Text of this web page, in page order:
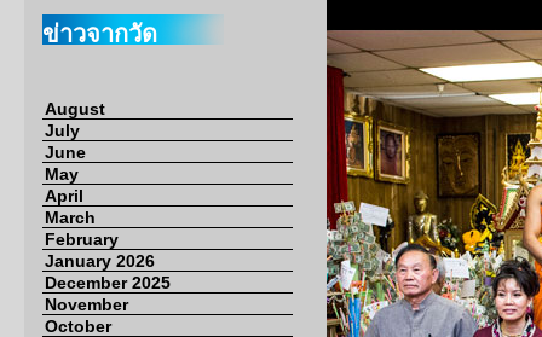
ข่าวจากวัด
August
July
June
May
April
March
February
January 2026
December 2025
November
October